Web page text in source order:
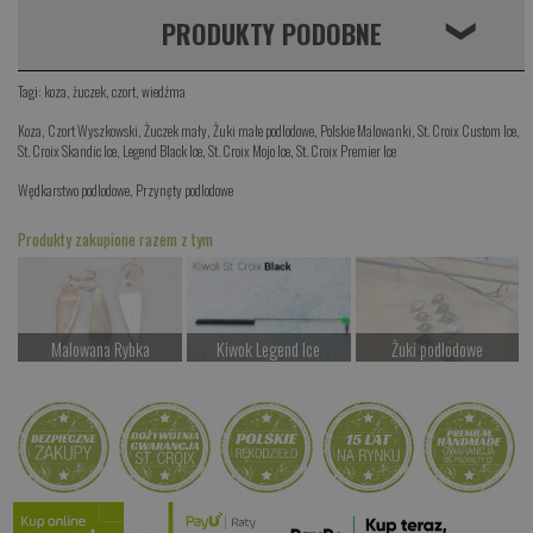
PRODUKTY PODOBNE ❮
Tagi: koza żuczek ,czort ,wiedźma
Koza Czort Wyszkowski ,Żuczek mały ,Żuki małe podlodowe Polskie Malowanki ,St. Croix Custom Ice
St. Croix Skandic Ice Legend Black Ice ,St. Croix Mojo Ice ,St. Croix Premier Ice
Wędkarstwo podlodowe Przynęty podlodowe
Produkty zakupione razem z tym
Malowana Rybka
Kup teraz >
Kiwok Legend Ice
Kup teraz >
Żuki podlodowe
Kup teraz >
Balansówka
Czekamy na dostawę